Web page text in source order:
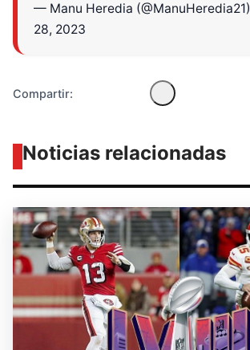
— Manu Heredia (@ManuHeredia21)
28, 2023
Compartir:
Noticias relacionadas